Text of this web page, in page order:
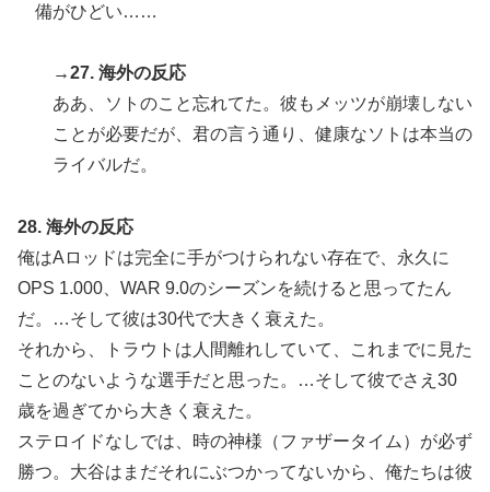
備がひどい……
→27. 海外の反応
ああ、ソトのこと忘れてた。彼もメッツが崩壊しない
ことが必要だが、君の言う通り、健康なソトは本当の
ライバルだ。
28. 海外の反応
俺はAロッドは完全に手がつけられない存在で、永久に
OPS 1.000、WAR 9.0のシーズンを続けると思ってたん
だ。…そして彼は30代で大きく衰えた。
それから、トラウトは人間離れしていて、これまでに見た
ことのないような選手だと思った。…そして彼でさえ30
歳を過ぎてから大きく衰えた。
ステロイドなしでは、時の神様（ファザータイム）が必ず
勝つ。大谷はまだそれにぶつかってないから、俺たちは彼